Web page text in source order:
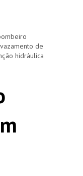
de
hidráulica